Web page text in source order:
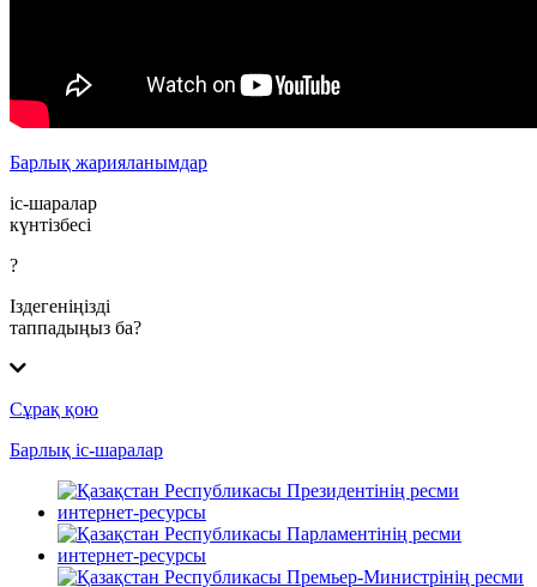
Барлық жарияланымдар
іс-шаралар
күнтізбесі
?
Іздегеніңізді
таппадыңыз ба?
Сұрақ қою
Барлық іс-шаралар